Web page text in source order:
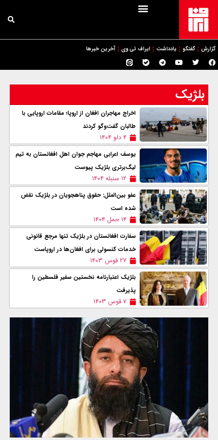
گزارش گفتگو یادداشت ایراف تی وی آخرین خبرها
بلژیک
اخراج مهاجران افغان از اروپا؛ مقامات اروپایی با
طالبان گفت‌وگو کردند
۴ دلو ۱۴۰۴
یوسف اعرابی مهاجم جوان اهل افغانستان به تیم
لیگ‌برتری بلژیک پیوست
۱۲ سنبله ۱۴۰۴
عفو بین‌الملل: حقوق پناهجویان در بلژیک نقض
شده است
۱۴ حمل ۱۴۰۴
سفارت افغانستان در بلژیک تنها مرجع قانونی
خدمات کنسولی برای افغان‌ها در اروپاست
۲۷ قوس ۱۴۰۳
بلژیک اعتبارنامه نخستین سفیر فلسطین را
پذیرفت
۷ قوس ۱۴۰۳